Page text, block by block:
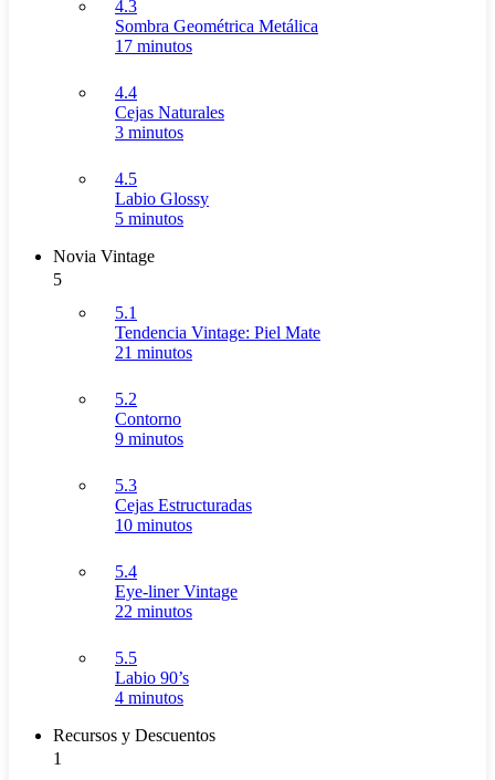
4.3
Sombra Geométrica Metálica
17 minutos
4.4
Cejas Naturales
3 minutos
4.5
Labio Glossy
5 minutos
Novia Vintage
5
5.1
Tendencia Vintage: Piel Mate
21 minutos
5.2
Contorno
9 minutos
5.3
Cejas Estructuradas
10 minutos
5.4
Eye-liner Vintage
22 minutos
5.5
Labio 90’s
4 minutos
Recursos y Descuentos
1